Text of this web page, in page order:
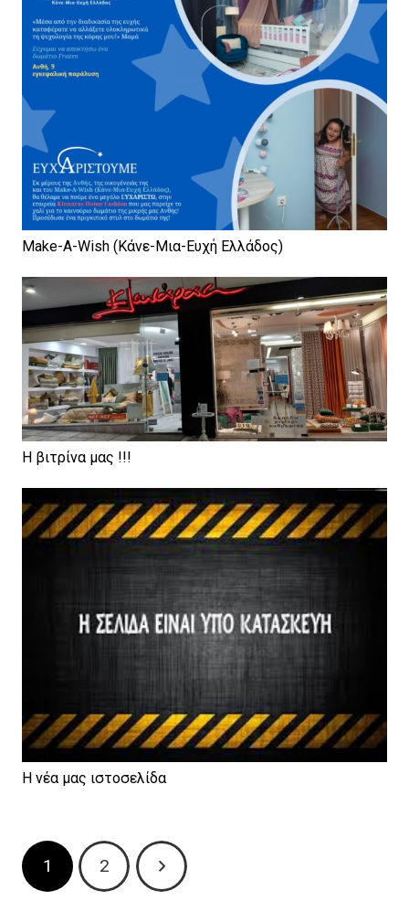
Make-A-Wish (Κάνε-Μια-Ευχή Ελλάδος)
H βιτρίνα μας !!!
Η νέα μας ιστοσελίδα
1 2